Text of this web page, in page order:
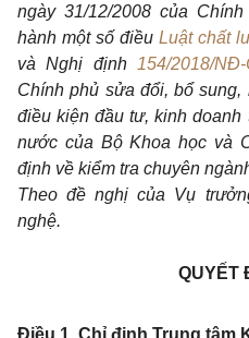
ngày 31/12/2008 của
hành một số điều Luật chất
và Nghị định 154/2018/NĐ-
Chính phủ sửa đổi, bổ sung,
điều kiện đầu tư, kinh
nước của Bộ Khoa học và
định về kiểm tra chuyên
Theo đề nghị của Vụ
nghệ.
QUYẾT
Điều 1. Chỉ định Trung tâm